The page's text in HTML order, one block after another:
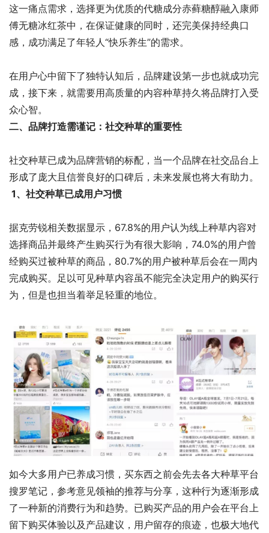
这一痛点需求，选择更为优质的代糖成分赤藓糖醇融入康师
傅无糖冰红茶中，在保证健康的同时，还完美保持经典口
感，成功满足了年轻人“快乐养生”的需求。
在用户心中留下了独特认知后，品牌建设第一步也就成功完
成，接下来，就需要用高质量的内容种草持久将品牌打入受
众心智。
二、品牌打造需谨记： 社交种草的重要性
社交种草已成为品牌营销的标配，当一个品牌在社交品台上
形成了庞大且信誉良好的口碑后，未来发展也将大有助力。
1、社交种草已成用户习惯
据克劳锐相关数据显示，67.8%的用户认为线上种草内容对
选择商品并最终产生购买行为有很大影响，74.0%的用户曾
经购买过被种草的商品，80.7%的用户被种草后会在一周内
完成购买。足以可见种草内容虽不能完全决定用户的购买行
为，但是也担当着举足轻重的地位。
如今大多用户已养成习惯，买东西之前会先去各大种草平台
搜罗笔记，参考意见领袖的推荐与分享，这种行为逐渐形成
了一种新的消费行为和趋势。已购买产品的用户会在平台上
留下购买体验以及产品建议，用户留存的痕迹，也极大地代